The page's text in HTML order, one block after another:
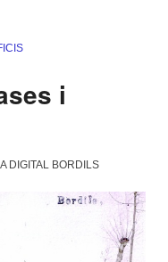
i
DIGITAL BORDILS